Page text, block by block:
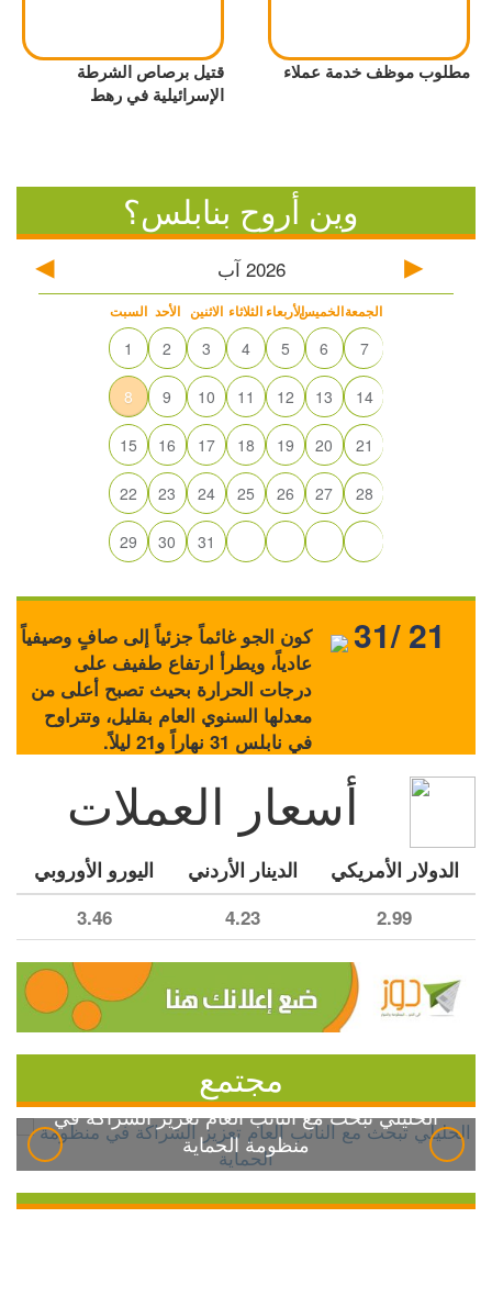
مطلوب موظف خدمة عملاء
قتيل برصاص الشرطة
الإسرائيلية في رهط
وين أروح بنابلس؟
2026 آب
السبت الأحد الاثنين الثلاثاء الأربعاءالخميسالجمعة
1 2 3 4 5 6 7
8 9 10 11 12 13 14
15 16 17 18 19 20 21
22 23 24 25 26 27 28
29 30 31
كون الجو غائماً جزئياً إلى صافٍ وصيفياً
عادياً، ويطرأ ارتفاع طفيف على
درجات الحرارة بحيث تصبح أعلى من
معدلها السنوي العام بقليل، وتتراوح
في نابلس 31 نهاراً و21 ليلاً.
31/ 21
أسعار العملات
الدولار الأمريكي الدينار الأردني اليورو الأوروبي
2.99
4.23
3.46
مجتمع
الخليلي تبحث مع النائب العام تعزيز الشراكة في
منظومة الحماية